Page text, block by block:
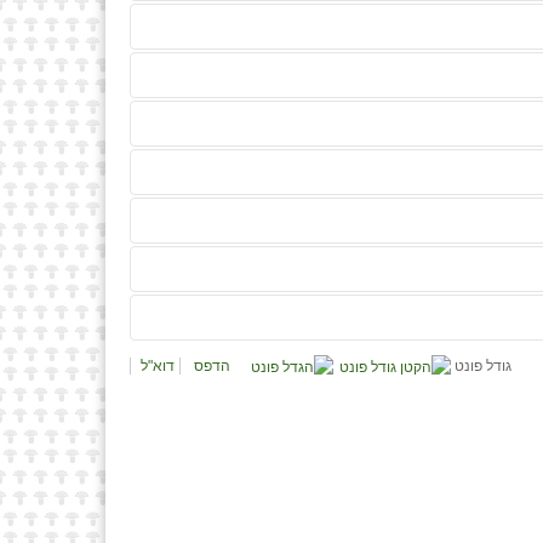
גודל פונט הדפס דוא"ל